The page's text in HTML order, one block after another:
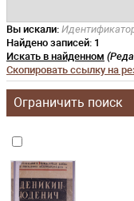
Вы искали:
Найдено записей: 1
Искать в найденном
Скопировать ссылку на
Ограничить поиск